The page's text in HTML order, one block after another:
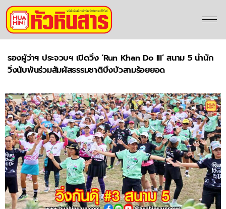
รองผู้ว่าฯ ประจวบฯ เปิดวิ่ง ‘Run Khan Do III’ สนาม 5 นำนัก
วิ่งนับพันร่วมสัมผัสธรรมชาติบึงบัวสามร้อยยอด